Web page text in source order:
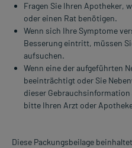
Fragen Sie Ihren Apotheker,
oder einen Rat benötigen.
Wenn sich Ihre Symptome
Besserung eintritt, müssen
aufsuchen.
Wenn eine der aufgeführten
beeinträchtigt oder Sie
dieser
bitte Ihren Arzt oder
Diese Packungsbeilage